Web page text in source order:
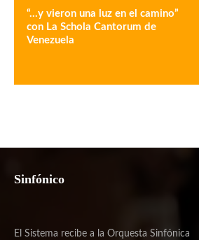
“…y vieron una luz en el camino”
con La Schola Cantorum de
Venezuela
Sinfónico
El Sistema recibe a la Orquesta Sinfónica